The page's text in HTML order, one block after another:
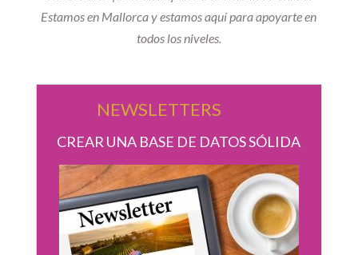
Estamos en Mallorca y estamos aquí para apoyarte en
todos los niveles.
NEWSLETTERS
CREAR UNA BASE DE DATOS SÓLIDA